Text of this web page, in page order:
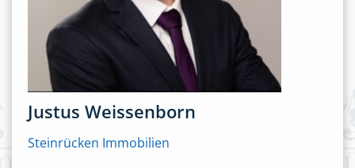
Justus Weissenborn
Steinrücken Immobilien